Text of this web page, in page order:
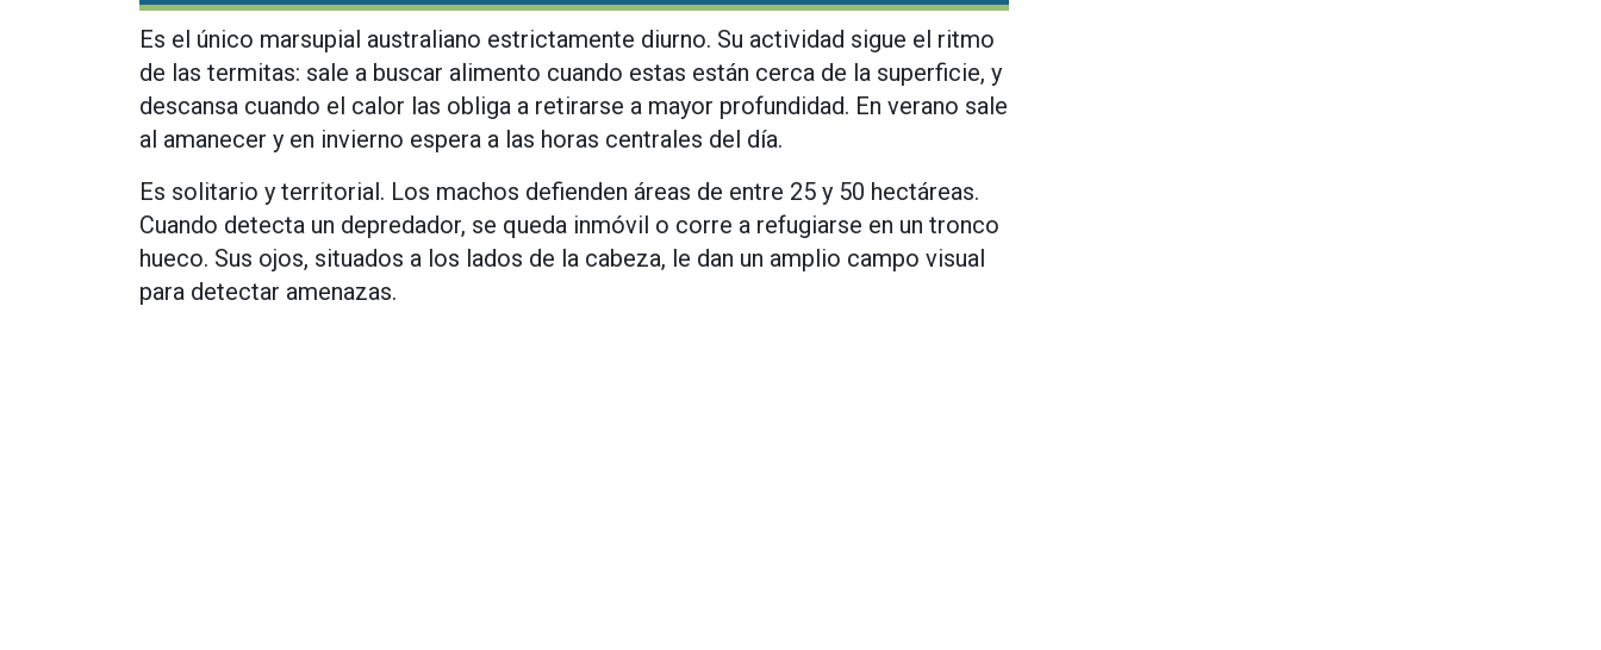
Es el único marsupial australiano estrictamente diurno. Su actividad sigue el ritmo
de las termitas: sale a buscar alimento cuando estas están cerca de la superficie, y
descansa cuando el calor las obliga a retirarse a mayor profundidad. En verano sale
al amanecer y en invierno espera a las horas centrales del día.
Es solitario y territorial. Los machos defienden áreas de entre 25 y 50 hectáreas.
Cuando detecta un depredador, se queda inmóvil o corre a refugiarse en un tronco
hueco. Sus ojos, situados a los lados de la cabeza, le dan un amplio campo visual
para detectar amenazas.